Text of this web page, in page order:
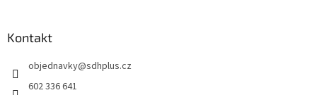
Kontakt
objednavky@sdhplus.cz
602 336 641